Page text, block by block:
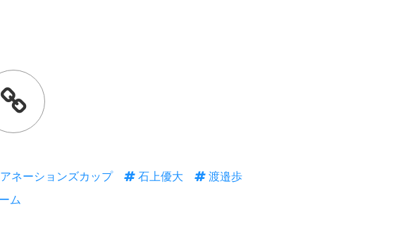
ネーションズカップ 石上優大
渡邉歩
ム